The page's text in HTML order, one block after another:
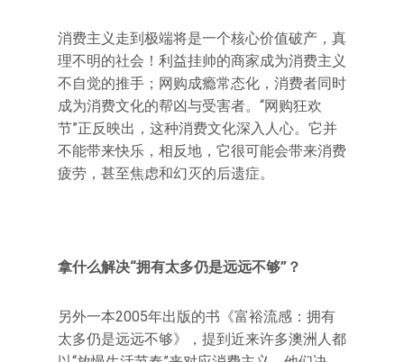
消费主义走到极端将是一个核心价值破产，真
理不明的社会！利益挂帅的商家成为消费主义
不自觉的推手；网购成瘾常态化，消费者同时
成为消费文化的帮凶与受害者。“网购狂欢
节”正反映出，这种消费文化深入人心。它并
不能带来快乐，相反地，它很可能会带来消费
疲劳，甚至焦虑和幻灭的后遗症。
拿什么解决“拥有太多仍是远远不够”？
另外一本2005年出版的书《富裕流感：拥有
太多仍是远远不够》，提到近来许多澳洲人都